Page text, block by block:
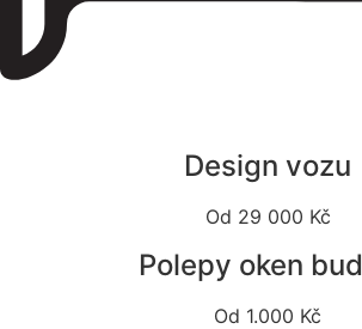
Design vozu
Od 29 000 Kč
Polepy oken
Od 1.000 Kč